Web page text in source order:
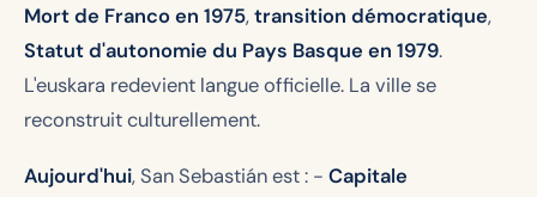
Mort de Franco en 1975,transition démocratique,
Statut d'autonomie du Pays Basque en 1979.
L'euskara redevient langue officielle. La ville se
reconstruit culturellement.
Aujourd'hui, San Sebastián est : - Capitale